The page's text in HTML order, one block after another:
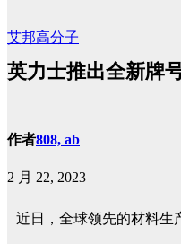
艾邦高分子
英力士推出全新牌
作者808, ab
2 月 22, 2023
近日，全球领先的材料生